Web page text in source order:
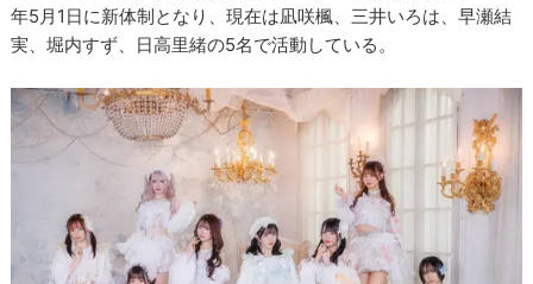
年5月1日に新体制となり、現在は凪咲楓、三井いろは、早瀬結
実、堀内すず、日高里緒の5名で活動している。